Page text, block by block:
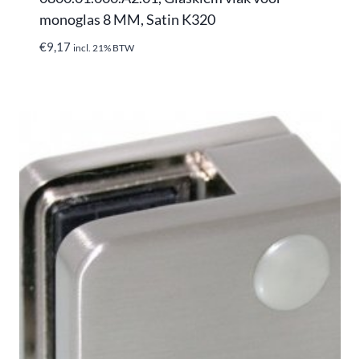
monoglas 8 MM, Satin K320
€9,17 incl. 21% BTW